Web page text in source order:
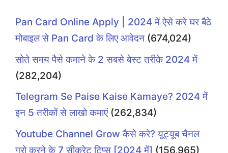
Pan Card Online Apply | 2024 में ऐसे करे घर बैठे
मोबाइल से Pan Card के लिए आवेदन (674,024)
सोते समय पैसे कमाने के 2 सबसे बेस्ट तरीके 2024 में
(282,204)
Telegram Se Paise Kaise Kamaye? 2024 में
इन 5 तरीकों से लाखो कमाएं (262,834)
Youtube Channel Grow कैसे करे? यूट्यूब चैनल
ग्रो करने के 7 सीक्रेट टिप्स [2024 में] (156,965)